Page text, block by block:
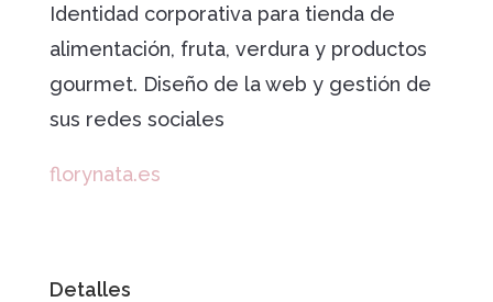
Identidad corporativa para tienda de
alimentación, fruta, verdura y productos
gourmet. Diseño de la web y gestión de
sus redes sociales
florynata.es
Detalles